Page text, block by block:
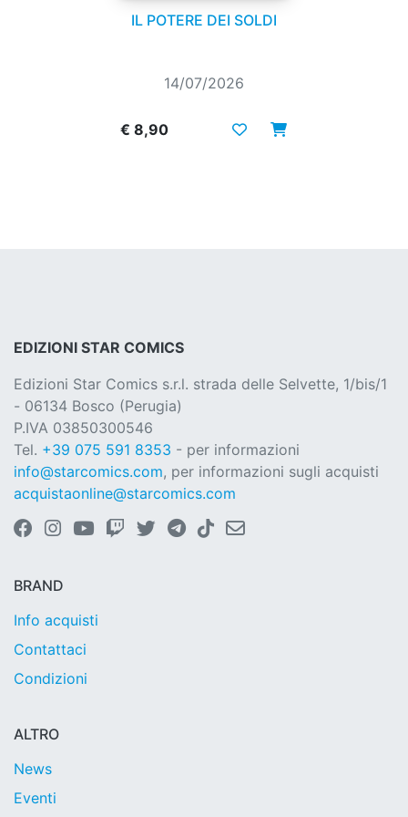
IL POTERE DEI SOLDI
14/07/2026
€ 8,90
EDIZIONI STAR COMICS
Edizioni Star Comics s.r.l. strada delle Selvette, 1/bis/1
- 06134 Bosco (Perugia)
P.IVA 03850300546
Tel. +39 075 591 8353 - per informazioni
info@starcomics.com, per informazioni sugli acquisti
acquistaonline@starcomics.com
BRAND
Info acquisti
Contattaci
Condizioni
ALTRO
News
Eventi